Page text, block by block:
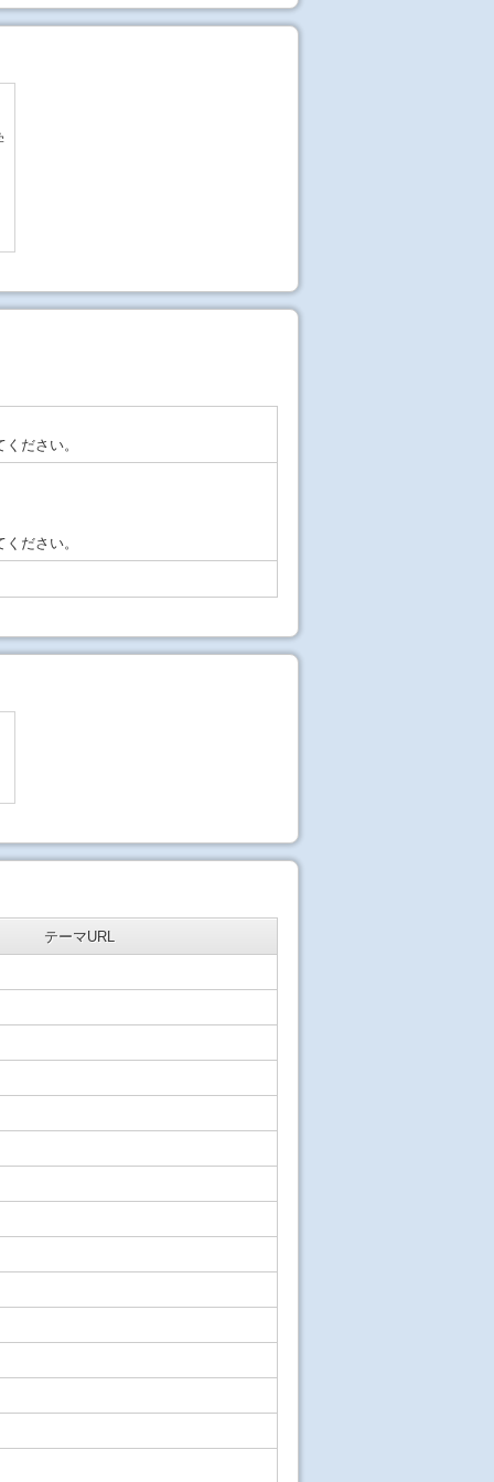
ださい。
ださい。
テーマURL